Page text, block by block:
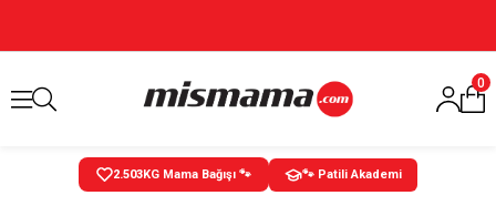
0
2.503KG Mama Bağışı 🐾 🐾 Patili Akademi